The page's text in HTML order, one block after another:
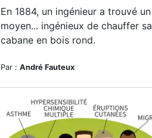
En 1884, un ingénieur a trouvé un
moyen... ingénieux de chauffer sa
cabane en bois rond.
Par : André Fauteux